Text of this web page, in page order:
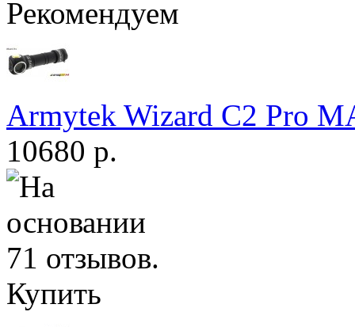
Рекомендуем
Armytek Wizard С2 Pro
10680 р.
Купить